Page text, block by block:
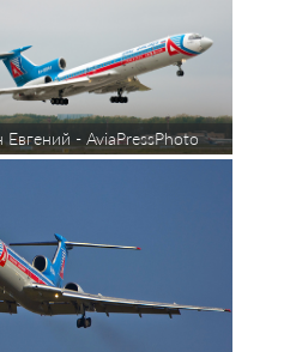
Евгений - AviaPressPhoto